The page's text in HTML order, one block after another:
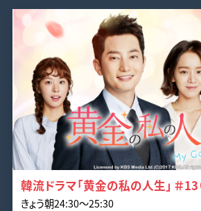
韓流ドラマ「黄金の私の人生」 ＃13
きょう朝24:30〜25:30